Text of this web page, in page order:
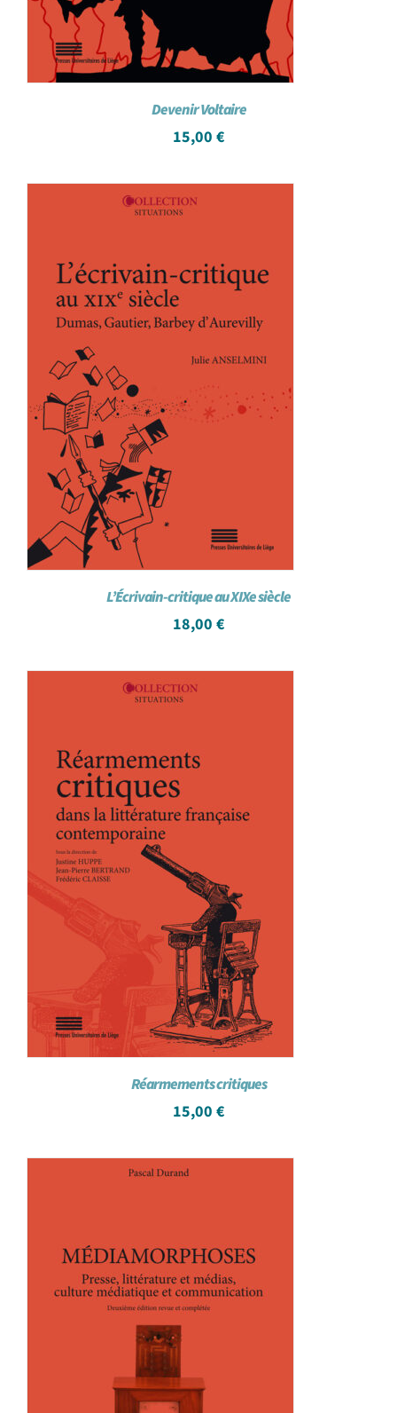
Devenir Voltaire
15,00 €
L’Écrivain-critique au XIXe siècle
18,00 €
Réarmements critiques
15,00 €